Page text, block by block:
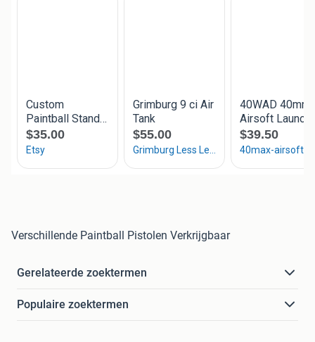
Verschillende Paintball Pistolen Verkrijgbaar
Gerelateerde zoektermen
Populaire zoektermen